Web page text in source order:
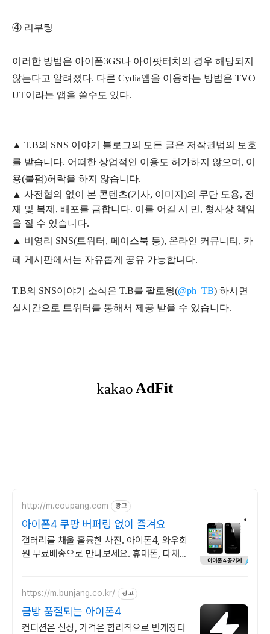
④ 리부팅
이러한 방법은 아이폰3GS나 아이팟터치의 경우 해당되지
않는다고 알려졌다. 다른 Cydia앱을 이용하는 방법은 TVO
UT이라는 앱을 쓸수도 있다.
▲ T.B의 SNS 이야기 블 로그의 모든 글은 저작권법의 보호
를 받습니다. 어떠한 상업적인 이용도 허가하지 않으며, 이
용(불펌)허락을 하지 않습니다.
▲ 사전협의 없이 본 콘텐츠(기사, 이미지)의 무단 도용, 전
재 및 복제, 배포를 금합니다. 이를 어길 시 민, 형사상 책임
을 질 수 있습니다.
▲ 비영리 SNS(트위터, 페이스북 등), 온라인 커뮤니티, 카
페 게시판에서는 자유롭게 공유 가능합니다.
T.B의 SNS이야기 소식은 T.B를 팔로윙(@ph_TB) 하시면
실시간으로 트위터를 통해서 제공 받을 수 있습니다.
http://m.coupang.com 광고
아이폰4 쿠팡 버퍼링 없이 즐겨요
갤러리를 채울 훌륭한 사진. 아이폰4, 와우회
원 무료배송으로 만나보세요. 휴대폰, 다채로
https://m.bunjang.co.kr/ 광고
금방 품절되는 아이폰4
컨디션은 신상, 가격은 합리적으로 번개장터